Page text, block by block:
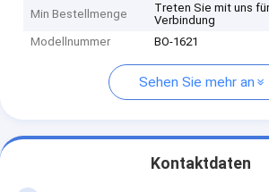
Min Bestellmenge
Treten Sie mit uns
Verbindung
Modellnummer
BO-1621
Sehen Sie mehr an
Kontaktdaten